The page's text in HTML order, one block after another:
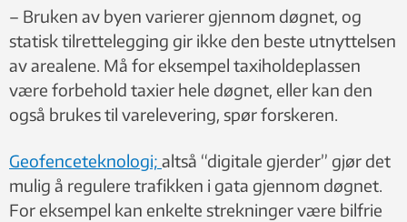
– Bruken av byen varierer gjennom døgnet, og
statisk tilrettelegging gir ikke den beste utnyttelsen
av arealene. Må for eksempel taxiholdeplassen
være forbehold taxier hele døgnet, eller kan den
også brukes til varelevering, spør forskeren.
Geofenceteknologi; altså “digitale gjerder” gjør det
mulig å regulere trafikken i gata gjennom døgnet.
For eksempel kan enkelte strekninger være bilfrie